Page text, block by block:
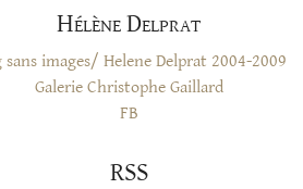
Hélène Delprat
sans images/ Helene Delprat 2004-2009
Galerie Christophe Gaillard
FB
RSS